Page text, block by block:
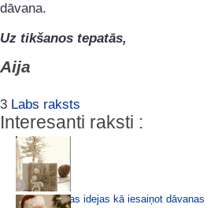
dāvana.
Uz tikšanos tepatās,
Aija
3 Labs raksts
Interesanti raksti :
15 brīnišķīgas idejas kā iesaiņot dāvanas